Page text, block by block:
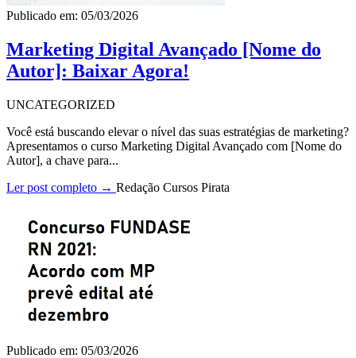
Publicado em: 05/03/2026
Marketing Digital Avançado [Nome do
Autor]: Baixar Agora!
UNCATEGORIZED
Você está buscando elevar o nível das suas estratégias de marketing?
Apresentamos o curso Marketing Digital Avançado com [Nome do
Autor], a chave para...
Ler post completo → Redação Cursos Pirata
Publicado em: 05/03/2026